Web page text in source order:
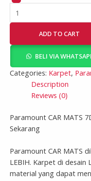
ADD TO CART
BELI VIA
Categories: Karpet,
Description
Reviews (0)
Paramount CAR MATS
Sekarang
Paramount CAR MATS
LEBIH. Karpet di desain
material yang dapat